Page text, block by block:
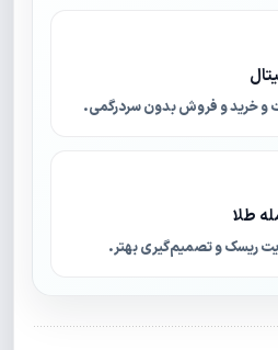
و خرید و فروش بدون سردرگمی.
طلا
ریسک و تصمیم‌گیری بهتر.